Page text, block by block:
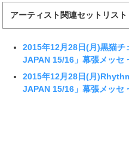
アーティスト関連セットリスト
2015年12月28日(月)黒猫チ
JAPAN 15/16」幕張メッセ
2015年12月28日(月
JAPAN 15/16」幕張メッセ